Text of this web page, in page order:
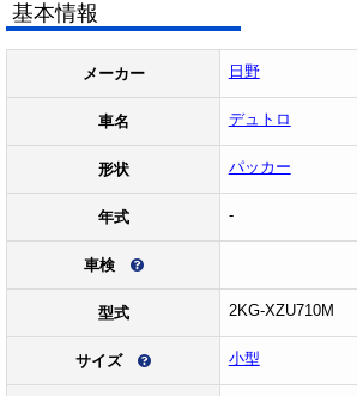
基本情報
メーカー 日野
車名 デュトロ
形状 パッカー
年式 -
車検
型式 2KG-XZU710M
サイズ 小型